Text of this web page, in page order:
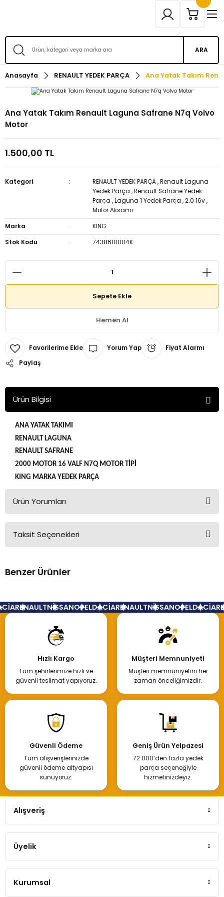
ARA
Anasayfa RENAULT YEDEK PARÇA Ana Yatak Takım
Ana Yatak Takım Renault Laguna Safrane N7q Volvo
Motor
1.500,00 TL
Kategori RENAULT YEDEK PARÇA ,Renault Laguna
Yedek Parça ,Renault Safrane Yedek
Parça ,Laguna 1 Yedek Parça ,2.0 16v ,
Motor Aksamı
Marka
KING
Stok Kodu
7438610004K
Sepete Ekle
Hemen Al
Yorum Yap
Fiyat Alarmı
Paylaş
Ürün Bilgisi
ANA YATAK TAKIMI
RENAULT LAGUNA
RENAULT SAFRANE
2000 MOTOR 16 VALF N7Q MOTOR TİPİ
KING MARKA YEDEK PARÇA
Ürün Yorumları
Taksit Seçenekleri
Benzer Ürünler
1.500,00 TL
Hemen İncele
Volvo Motor Laguna Ana Yatak 0/50
1.500,00 TL
Hemen İncele
Volvo Motor Laguna Ana Yatak 075
RENAULTNİSSANOPELDACİARENAULTNİSSANOPELDACİA
Hızlı Kargo
Tüm şehirlerimize hızlı ve
güvenli teslimat yapıyoruz.
Müşteri Memnuniyeti
Müşteri memnuniyetini her
zaman önceliğimizdir.
Güvenli Ödeme
Tüm alışverişlerinizde
güvenli ödeme altyapısı
sunuyoruz.
Geniş Ürün Yelpazesi
72.000’den fazla yedek
parça seçeneğiyle
hizmetinizdeyiz.
Alışveriş
Üyelik
Kurumsal